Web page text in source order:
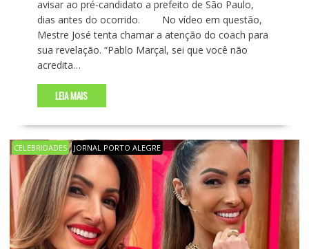
avisar ao pré-candidato a prefeito de São Paulo,
dias antes do ocorrido. No vídeo em questão,
Mestre José tenta chamar a atenção do coach para
sua revelação. “Pablo Marçal, sei que você não
acredita…
LEIA MAIS
CELEBRIDADES JORNAL PORTO ALEGRE